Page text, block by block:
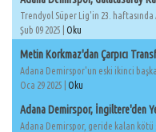
Trendyol Süper Lig'in 23.
Şub 09 2025 | Oku
Metin Korkmaz'dan Çarpıcı
Adana Demirspor'un eski ikinci
Oca 29 2025 | Oku
Adana Demirspor, İngiltere'den
Adana Demirspor, geride kalan kötü